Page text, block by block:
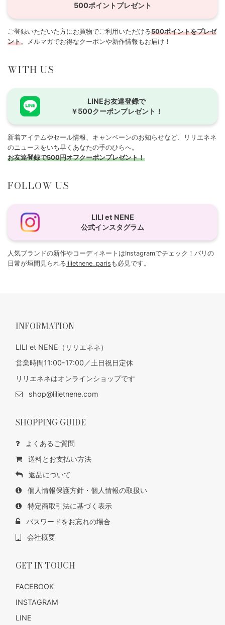
500ポイントプレゼント
ご登録いただいた方にお買物でご利用いただける500ポイントをプレゼ
ント。メルマガでお得なクーポンや新作情報もお届け！
WITH US
LINEお友達登録で
￥500クーポンプレゼント！
新着アイテムやセール情報、キャンペーンのお知らせなど、リリエネネ
のニュースをいち早くあなたの手のひらへ。
お友達登録で500円オフクーポンプレゼント！
FOLLOW US
LILI et NENE
公式インスタグラム
人気ブランドの新作やコーディネートはInstagramでチェック！パリの
日常が垣間見られるlilietnene_paris も必見です。
INFORMATION
LILI et NENE（リリエネネ）
営業時間11:00-17:00／土日祝日定休
リリエネネはオンラインショップです
shop@lilietnene.com
SHOPPING GUIDE
よくあるご質問
送料とお支払い方法
返品について
個人情報保護方針・個人情報の取扱い
特定商取引法に基づく表示
パスワードをお忘れの場合
会社概要
GET IN TOUCH
FACEBOOK
INSTAGRAM
LINE